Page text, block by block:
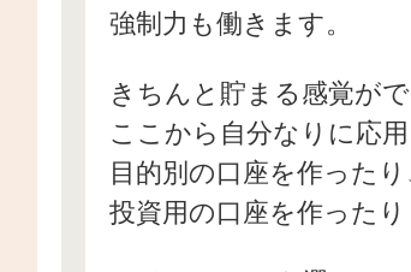
強制力も働きます。
きちんと貯まる感覚がで
ここから自分なりに応用
目的別の口座を作ったり
投資用の口座を作った